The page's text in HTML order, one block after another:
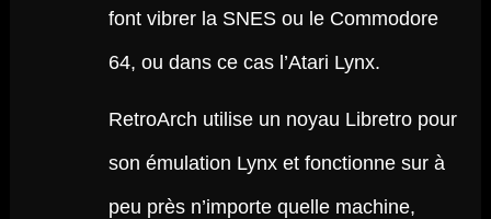
font vibrer la SNES ou le Commodore
64, ou dans ce cas l’Atari Lynx.
RetroArch utilise un noyau Libretro pour
son émulation Lynx et fonctionne sur à
peu près n’importe quelle machine,